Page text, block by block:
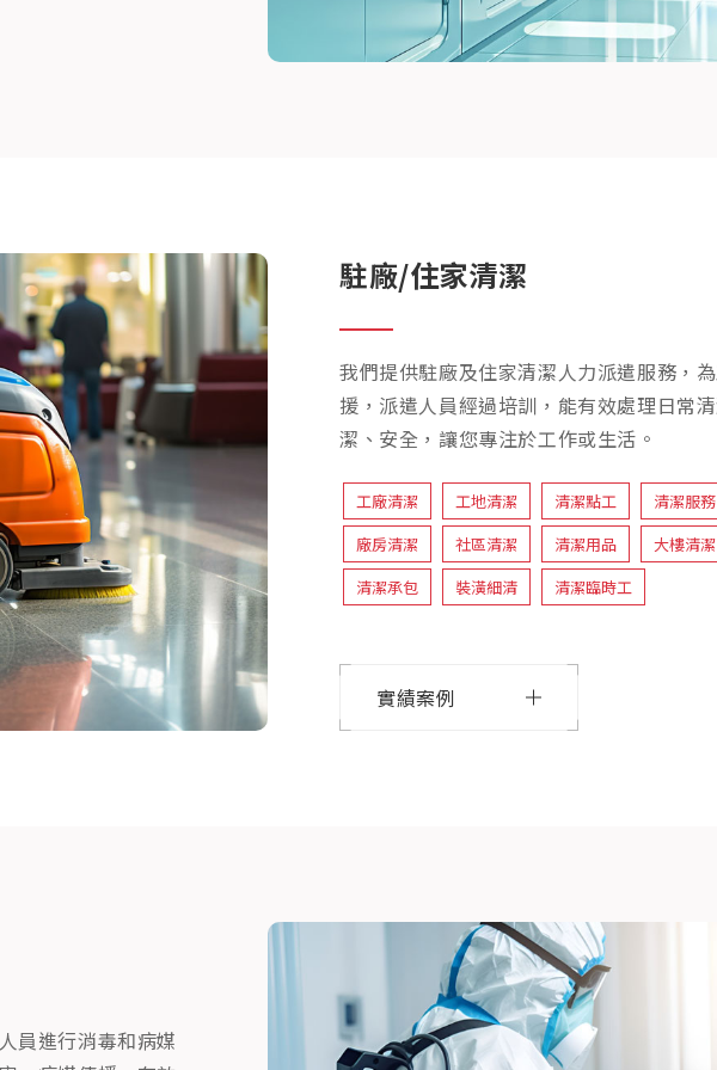
駐廠/住家清潔
我們提供駐廠及住家清潔人力派遣服務，
援，派遣人員經過培訓，能有效處理日常
潔、安全，讓您專注於工作或生活。
工廠清潔 工地清潔 清潔點工 清潔服務
廠房清潔
社區清潔 清潔用品 大樓清潔
清潔承包
裝潢細清 清潔臨時工
實績案例
員進行消毒和病媒